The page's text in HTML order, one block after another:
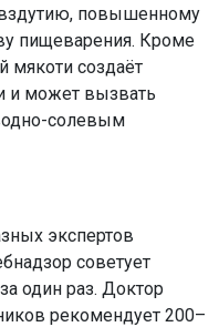
повышенному
пищеварения. Кроме
мякоти создаёт
и может вызвать
солевым
экспертов
советует
один раз. Доктор
рекомендует 200–